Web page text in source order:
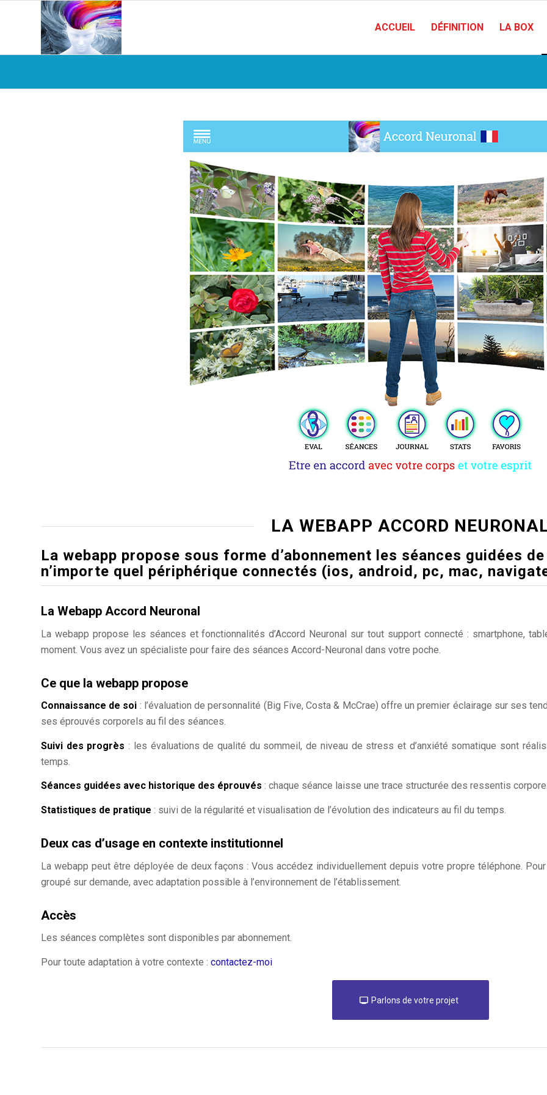
ACCUEIL DÉFINITION LA BOX
LA WEBAPP ACCORD
La webapp propose sous forme d’abonnement les séances guidées
n’importe quel périphérique connectés (ios, android, pc, mac,
La Webapp Accord Neuronal
La webapp propose les séances et fonctionnalités d’Accord Neuronal sur tout support connecté : smartphone,
moment. Vous avez un spécialiste pour faire des séances Accord-Neuronal dans votre poche.
Ce que la webapp propose
Connaissance de soi : l’évaluation de personnalité (Big Five, Costa & McCrae) offre un premier éclairage sur ses
ses éprouvés corporels au fil des séances.
Suivi des progrès : les évaluations de qualité du sommeil, de niveau de stress et d’anxiété somatique sont
temps.
Séances guidées avec historique des éprouvés : chaque séance laisse une trace structurée des ressentis
Statistiques de pratique : suivi de la régularité et visualisation de l’évolution des indicateurs au fil du temps.
Deux cas d’usage en contexte institutionnel
La webapp peut être déployée de deux façons : Vous accédez individuellement depuis votre propre téléphone.
groupé sur demande, avec adaptation possible à l’environnement de l’établissement.
Accès
Les séances complètes sont disponibles par abonnement.
Pour toute adaptation à votre contexte : contactez-moi
Parlons de votre projet